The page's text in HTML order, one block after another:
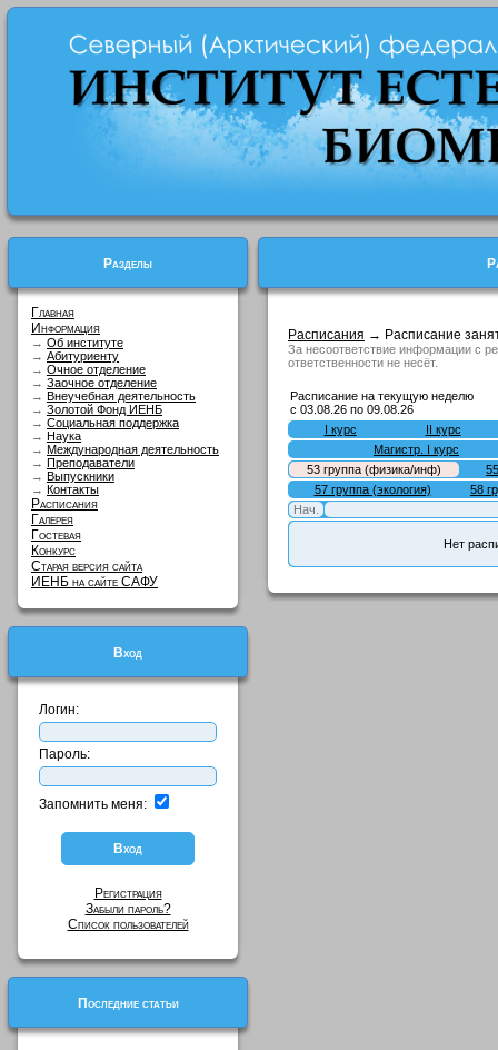
Разделы
Главная
Информация
→ Об институте
→ Абитуриенту
→ Очное отделение
→ Заочное отделение
→ Внеучебная деятельность
→ Золотой Фонд ИЕНБ
→ Социальная поддержка
→ Наука
→ Международная деятельность
→ Преподаватели
→ Выпускники
→ Контакты
Расписания
Галерея
Гостевая
Конкурс
Старая версия сайта
ИЕНБ на сайте САФУ
Вход
Логин:
Пароль:
Запомнить меня:
Регистрация
Забыли пароль?
Список пользователей
Последние статьи
Расписания → Расписание
За несоответствие информации с
ответственности не несёт.
Расписание на текущую неделю
с 03.08.26 по 09.08.26
I курс
II курс
Магистр. I курс
53 гpуппа (физика/инф)
57 группа (экология)
58
Нач.
Нет